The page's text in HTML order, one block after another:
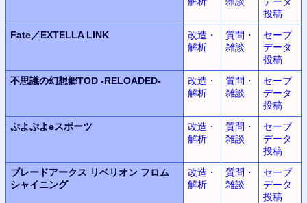
投稿
Fate／EXTELLA LINK
改造・
解析
質問・
雑談
セーブ
データ
投稿
不思議の幻想郷TOD -RELOADED-
改造・
解析
質問・
雑談
セーブ
データ
投稿
ぷよぷよeスポーツ
改造・
解析
質問・
雑談
セーブ
データ
投稿
ブレードアークス リベリオン フロム
シャイニング
改造・
解析
質問・
雑談
セーブ
データ
投稿